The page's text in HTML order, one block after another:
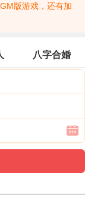
版游戏，还有加
八字合婚